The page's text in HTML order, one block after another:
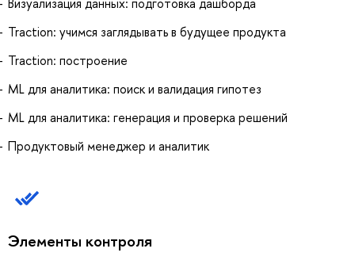
Traction: учимся заглядывать в будущее продукта
Traction: построение
ML для аналитика: поиск и валидация гипотез
ML для аналитика: генерация и проверка решений
Продуктовый менеджер и аналитик
Элементы контроля